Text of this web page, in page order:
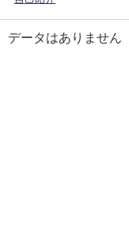
データはありません